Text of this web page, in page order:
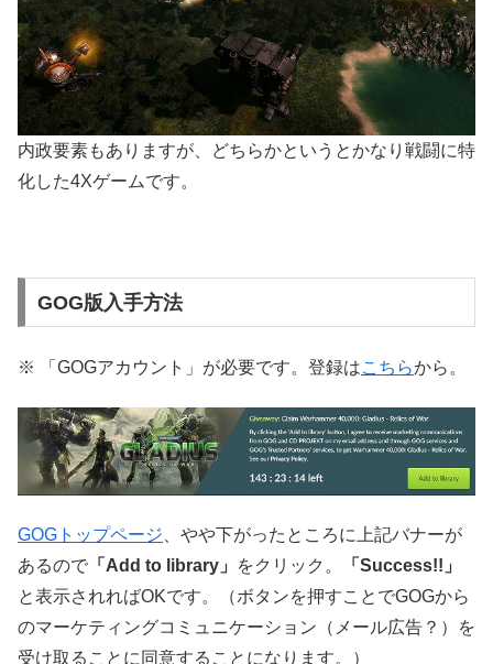
内政要素もありますが、どちらかというとかなり戦闘に特
化した4Xゲームです。
GOG版入手方法
※ 「GOGアカウント」が必要です。登録はこちらから。
GOGトップページ 、やや下がったところに上記バナーが
あるので 「Add to library」 をクリック。
「Success!!」
と表示されればOKです。（ボタンを押すことでGOGから
のマーケティングコミュニケーション（メール広告？）を
受け取ることに同意することになります。）